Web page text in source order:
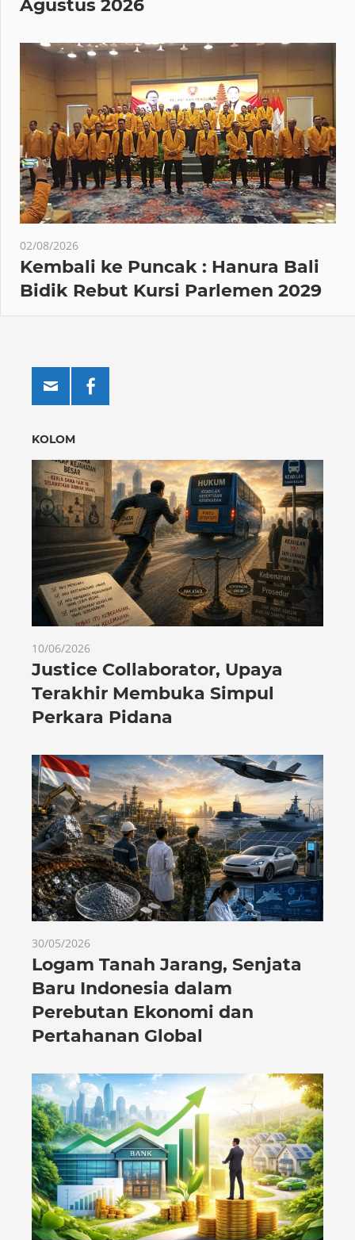
Agustus 2026
02/08/2026
Kembali ke Puncak : Hanura Bali
Bidik Rebut Kursi Parlemen 2029
KOLOM
10/06/2026
Justice Collaborator, Upaya
Terakhir Membuka Simpul
Perkara Pidana
30/05/2026
Logam Tanah Jarang, Senjata
Baru Indonesia dalam
Perebutan Ekonomi dan
Pertahanan Global